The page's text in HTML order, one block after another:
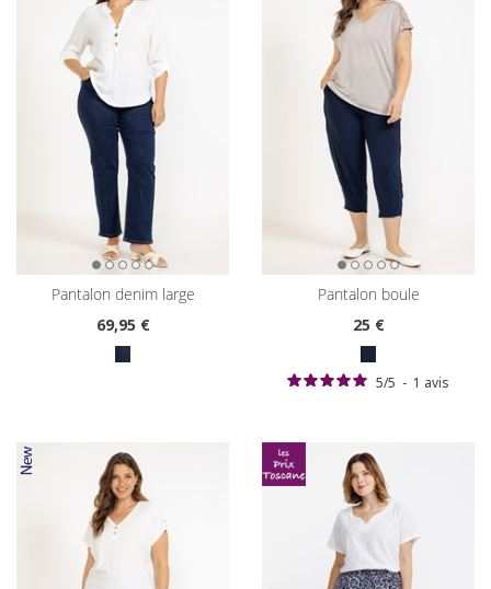
pantalon denim large
69,95 €
pantalon boule
25€
5/5 - 1 avis